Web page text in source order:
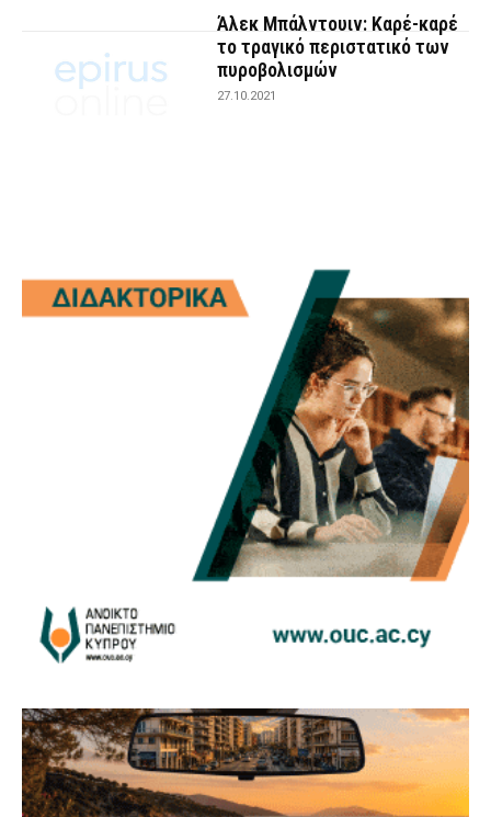
Άλεκ Μπάλντουιν: Καρέ-καρέ
το τραγικό περιστατικό των
πυροβολισμών
27.10.2021